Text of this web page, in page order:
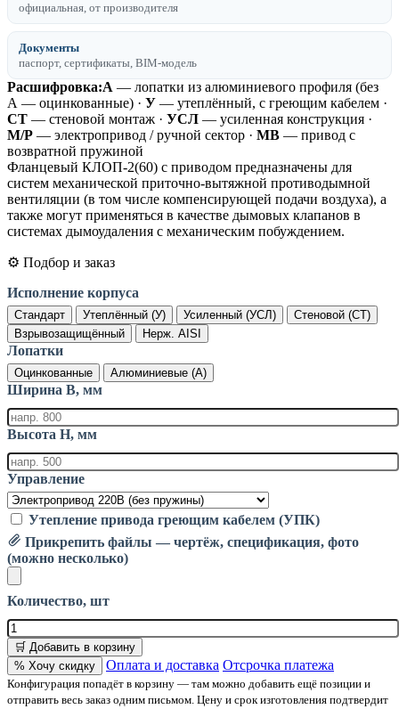
официальная, от производителя
Документы
паспорт, сертификаты, BIM-модель
Расшифровка:А — лопатки из алюминиевого профиля (без
А — оцинкованные) · У — утеплённый, с греющим кабелем ·
СТ — стеновой монтаж · УСЛ — усиленная конструкция ·
М/Р — электропривод / ручной сектор · МВ — привод с
возвратной пружиной
Фланцевый КЛОП-2(60) с приводом предназначены для
систем механической приточно-вытяжной противодымной
вентиляции (в том числе компенсирующей подачи воздуха), а
также могут применяться в качестве дымовых клапанов в
системах дымоудаления с механическим побуждением.
⚙️ Подбор и заказ
Исполнение корпуса
Стандарт Утеплённый (У) Усиленный (УСЛ)
Стеновой (СТ)
Взрывозащищённый
Нерж. AISI
Лопатки
Оцинкованные Алюминиевые (А)
Ширина B, мм
Высота H, мм
Управление
Утепление привода греющим кабелем (УПК)
Прикрепить файлы — чертёж, спецификация, фото
(можно несколько)
Количество, шт
🛒 Добавить в корзину
% Хочу скидку
Оплата и доставка Отсрочка платежа
Конфигурация попадёт в корзину — там можно добавить ещё позиции и
отправить весь заказ одним письмом. Цену и срок изготовления подтвердит